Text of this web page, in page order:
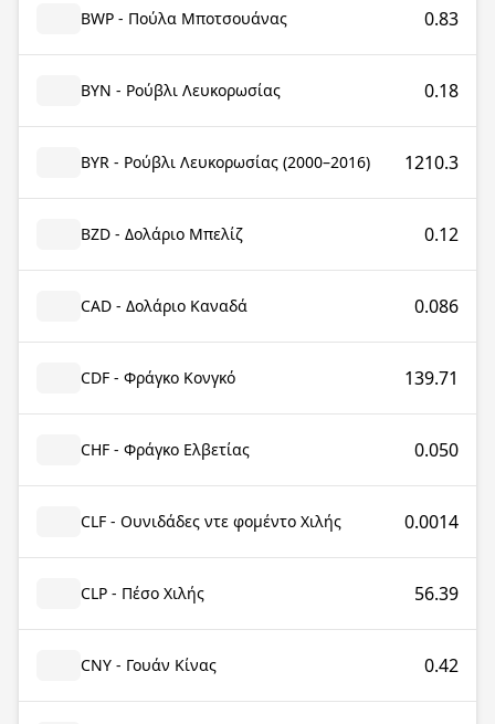
BWP - Πούλα Μποτσουάνας 0.83
BYN - Ρούβλι Λευκορωσίας 0.18
BYR - Ρούβλι Λευκορωσίας (2000–2016) 1210.3
BZD - Δολάριο Μπελίζ 0.12
CAD - Δολάριο Καναδά 0.086
CDF - Φράγκο Κονγκό 139.71
CHF - Φράγκο Ελβετίας 0.050
CLF - Ουνιδάδες ντε φομέντο Χιλής 0.0014
CLP - Πέσο Χιλής 56.39
CNY - Γουάν Κίνας 0.42